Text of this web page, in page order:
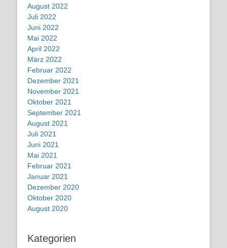
August 2022
Juli 2022
Juni 2022
Mai 2022
April 2022
März 2022
Februar 2022
Dezember 2021
November 2021
Oktober 2021
September 2021
August 2021
Juli 2021
Juni 2021
Mai 2021
Februar 2021
Januar 2021
Dezember 2020
Oktober 2020
August 2020
Kategorien